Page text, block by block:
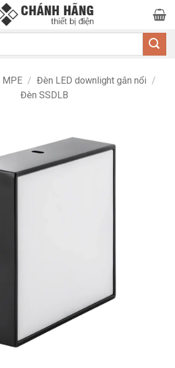
/ Đèn LED downlight gắn nổi /
Đèn SSDLB